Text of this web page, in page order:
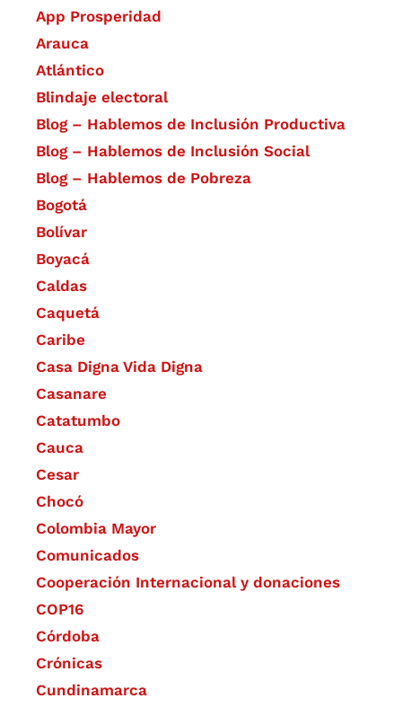
App Prosperidad
Arauca
Atlántico
Blindaje electoral
Blog – Hablemos de Inclusión Productiva
Blog – Hablemos de Inclusión Social
Blog – Hablemos de Pobreza
Bogotá
Bolívar
Boyacá
Caldas
Caquetá
Caribe
Casa Digna Vida Digna
Casanare
Catatumbo
Cauca
Cesar
Chocó
Colombia Mayor
Comunicados
Cooperación Internacional y donaciones
COP16
Córdoba
Crónicas
Cundinamarca